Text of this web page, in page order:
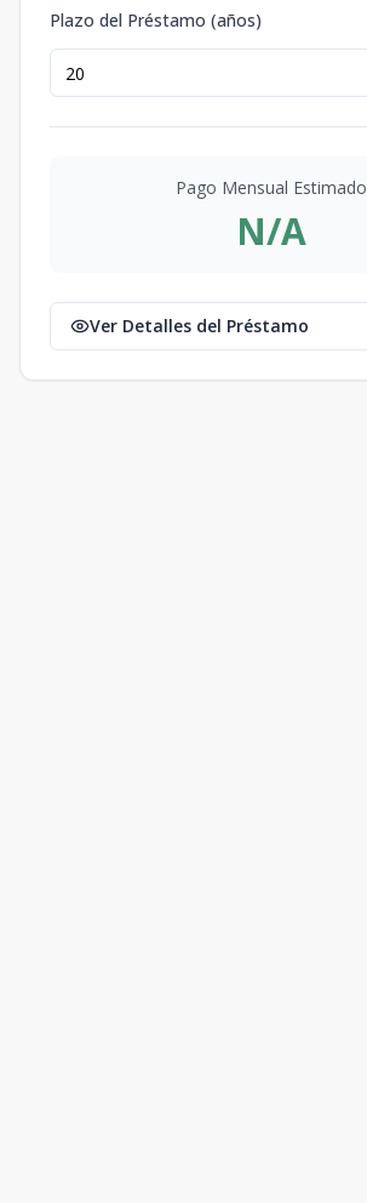
Plazo del Préstamo (años)
Pago Mensual Estimado
N/A
Ver Detalles del Préstamo